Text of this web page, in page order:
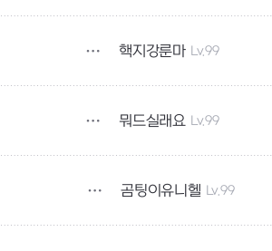
핵지강룬마 Lv.99
뭐드실래요 Lv.99
곰팅이유니헬 Lv.99